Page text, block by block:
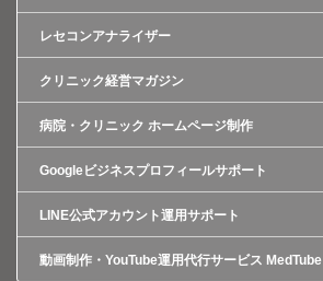
レセコンアナライザー
クリニック経営マガジン
病院・クリニック ホームページ制作
Googleビジネスプロフィールサポート
LINE公式アカウント運用サポート
動画制作・YouTube運用代行サービス MedTube